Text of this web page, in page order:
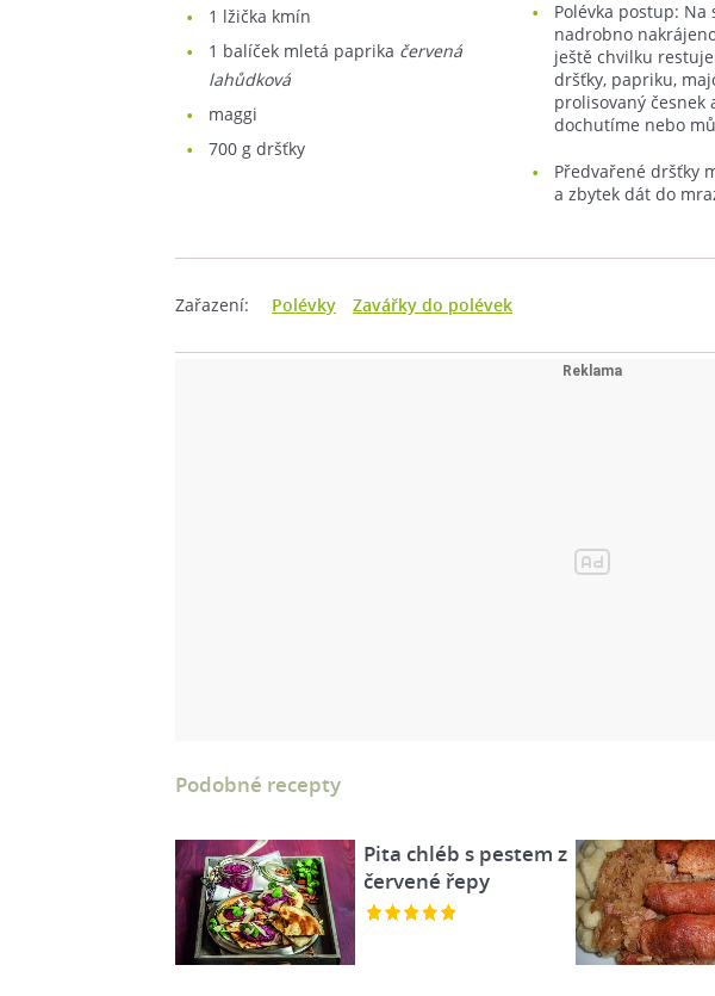
1 lžička kmín
1 balíček mletá paprika červená
lahůdková
maggi
700 g dršťky
Polévka postup:
nadrobno
ještě chvilku
dršťky, papriku,
prolisovaný česnek
dochutíme nebo
Předvařené dršťky
a zbytek dát do
Zařazení: Polévky Zavářky do polévek
Podobné recepty
Pita chléb s pestem z
červené řepy